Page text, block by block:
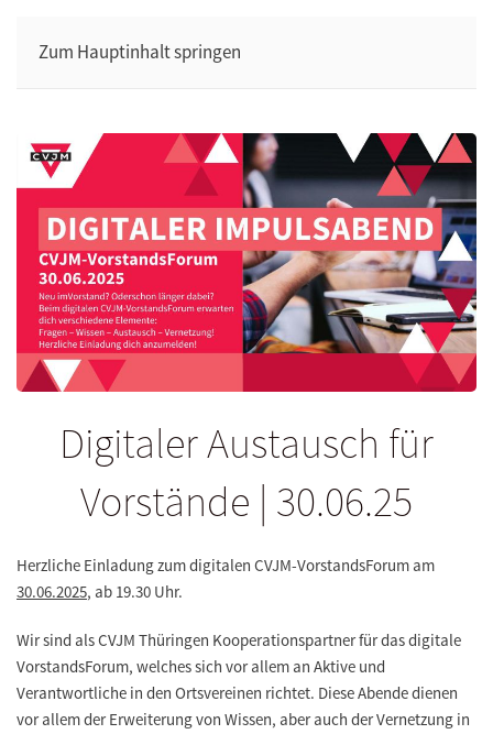
Zum Hauptinhalt springen
Digitaler Austausch für
Vorstände | 30.06.25
Herzliche Einladung zum digitalen CVJM-VorstandsForum am
30.06.2025, ab 19.30 Uhr.
Wir sind als CVJM Thüringen Kooperationspartner für das digitale
VorstandsForum, welches sich vor allem an Aktive und
Verantwortliche in den Ortsvereinen richtet. Diese Abende dienen
vor allem der Erweiterung von Wissen, aber auch der Vernetzung in